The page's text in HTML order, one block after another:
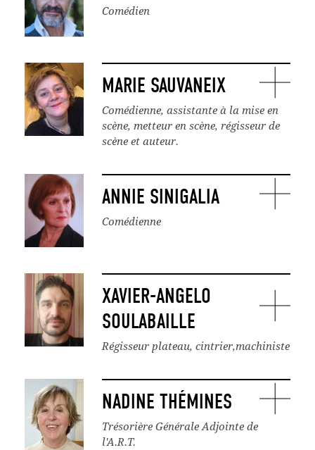
Comédien
MARIE SAUVANEIX
Comédienne, assistante à la mise en
scène, metteur en scène, régisseur de
scène et auteur.
ANNIE SINIGALIA
Comédienne
XAVIER-ANGELO
SOULABAILLE
Régisseur plateau, cintrier,machiniste
NADINE THÉMINES
Trésorière Générale Adjointe de
l'A.R.T.